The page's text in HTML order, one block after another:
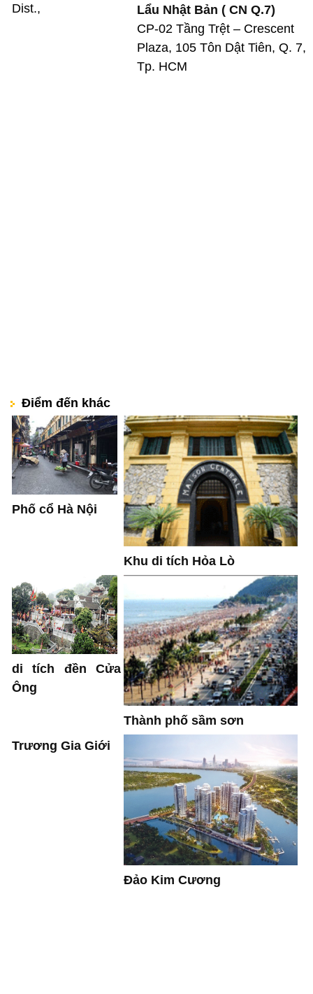
Dist.,
Lẩu Nhật Bản ( CN Q.7)
CP-02 Tầng Trệt – Crescent
Plaza, 105 Tôn Dật Tiên, Q. 7,
Tp. HCM
Điểm đến khác
Phố cổ Hà Nội
Khu di tích Hỏa Lò
di tích đền Cửa
Ông
Thành phố sầm sơn
Trương Gia Giới
Đảo Kim Cương